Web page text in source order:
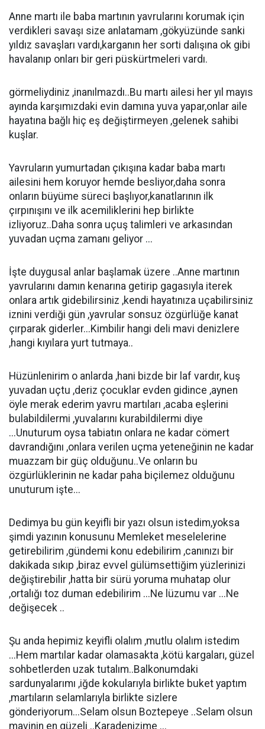
Anne martı ile baba martının yavrularını korumak için
verdikleri savaşı size anlatamam ,gökyüzünde sanki
yıldız savaşları vardı,karganın her sorti dalışına ok gibi
havalanıp onları bir geri püskürtmeleri vardı.
görmeliydiniz ,inanılmazdı..Bu martı ailesi her yıl mayıs
ayında karşımızdaki evin damına yuva yapar,onlar aile
hayatına bağlı hiç eş değiştirmeyen ,gelenek sahibi
kuşlar.
Yavruların yumurtadan çıkışına kadar baba martı
ailesini hem koruyor hemde besliyor,daha sonra
onların büyüme süreci başlıyor,kanatlarının ilk
çırpınışını ve ilk acemiliklerini hep birlikte
izliyoruz..Daha sonra uçuş talimleri ve arkasından
yuvadan uçma zamanı geliyor ...
İşte duygusal anlar başlamak üzere ..Anne martının
yavrularını damın kenarına getirip gagasıyla iterek
onlara artık gidebilirsiniz ,kendi hayatınıza uçabilirsiniz
iznini verdiği gün ,yavrular sonsuz özgürlüğe kanat
çırparak giderler...Kimbilir hangi deli mavi denizlere
,hangi kıyılara yurt tutmaya..
Hüzünlenirim o anlarda ,hani bizde bir laf vardır, kuş
yuvadan uçtu ,deriz çocuklar evden gidince ,aynen
öyle merak ederim yavru martıları ,acaba eşlerini
bulabildilermi ,yuvalarını kurabildilermi diye
...Unuturum oysa tabiatın onlara ne kadar cömert
davrandığını ,onlara verilen uçma yeteneğinin ne kadar
muazzam bir güç olduğunu..Ve onların bu
özgürlüklerinin ne kadar paha biçilemez olduğunu
unuturum işte...
Dedimya bu gün keyifli bir yazı olsun istedim,yoksa
şimdi yazının konusunu Memleket meselelerine
getirebilirim ,gündemi konu edebilirim ,canınızı bir
dakikada sıkıp ,biraz evvel gülümsettiğim yüzlerinizi
değiştirebilir ,hatta bir sürü yoruma muhatap olur
,ortalığı toz duman edebilirim ...Ne lüzumu var ...Ne
değişecek ..
Şu anda hepimiz keyifli olalım ,mutlu olalım istedim
...Hem martılar kadar olamasakta ,kötü kargaları, güzel
sohbetlerden uzak tutalım..Balkonumdaki
sardunyalarımı ,iğde kokularıyla birlikte buket yaptım
,martıların selamlarıyla birlikte sizlere
gönderiyorum...Selam olsun Boztepeye ..Selam olsun
mavinin en güzeli ..Karadenizime ...